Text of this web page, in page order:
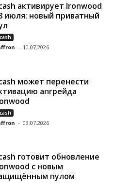
активирует Ironwood
июля: новый приватный
- 10.07.2026
может перенести
апгрейда
- 03.07.2026
готовит обновление
с новым
пулом